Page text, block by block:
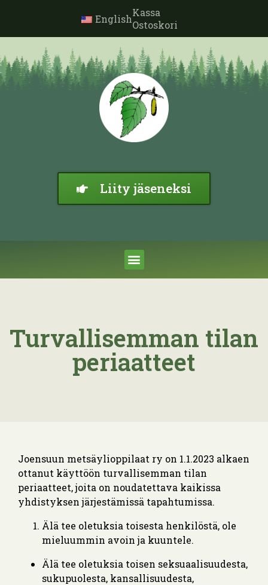
EnglishKassa
Ostoskori
Liity jäseneksi
Turvallisemman tilan
periaatteet
Joensuun metsäylioppilaat ry on 1.1.2023 alkaen
ottanut käyttöön turvallisemman tilan
periaatteet, joita on noudatettava kaikissa
yhdistyksen järjestämissä tapahtumissa.
Älä tee oletuksia toisesta henkilöstä, ole
mieluummin avoin ja kuuntele.
Älä tee oletuksia toisen seksuaalisuudesta,
sukupuolesta, kansallisuudesta,